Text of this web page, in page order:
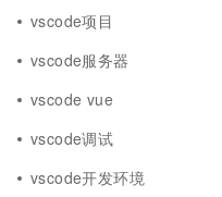
vscode项目
vscode服务器
vscode vue
vscode调试
vscode开发环境